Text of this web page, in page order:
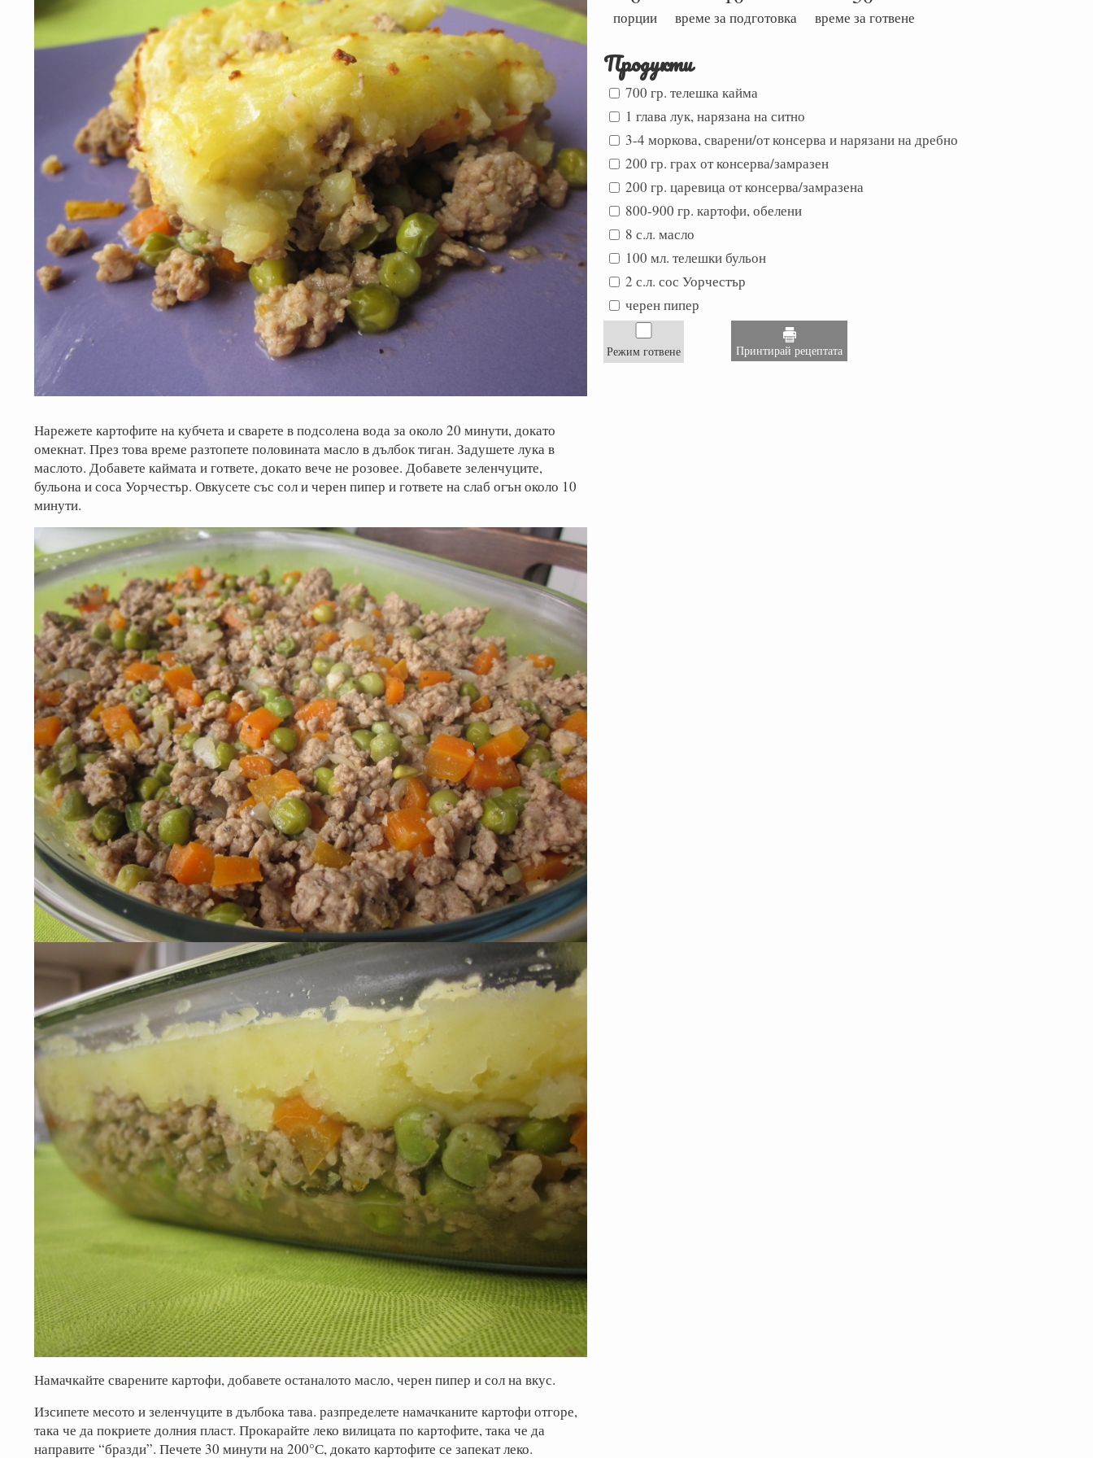
Нарежете картофите на кубчета и сварете в подсолена вода за около 20 минути, докато
омекнат. През това време разтопете половината масло в дълбок тиган. Задушете лука в
маслото. Добавете каймата и гответе, докато вече не розовее. Добавете зеленчуците,
бульона и соса Уорчестър. Овкусете със сол и черен пипер и гответе на слаб огън около 10
минути.
Намачкайте сварените картофи, добавете останалото масло, черен пипер и сол на вкус.
Изсипете месото и зеленчуците в дълбока тава. разпределете намачканите картофи отгоре,
така че да покриете долния пласт. Прокарайте леко вилицата по картофите, така че да
направите “бразди”. Печете 30 минути на 200°С, докато картофите се запекат леко.
порции време за подготовка време за готвене
Продукти
700 гр. телешка кайма
1 глава лук, нарязана на ситно
3-4 моркова, сварени/от консерва и нарязани на дребно
200 гр. грах от консерва/замразен
200 гр. царевица от консерва/замразена
800-900 гр. картофи, обелени
8 с.л. масло
100 мл. телешки бульон
2 с.л. сос Уорчестър
черен пипер
Принтирай рецептата
Режим готвене